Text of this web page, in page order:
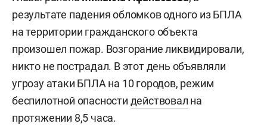
результате падения обломков одного из БПЛА
на территории гражданского объекта
произошел пожар. Возгорание ликвидировали,
никто не пострадал. В этот день объявляли
угрозу атаки БПЛА на 10 городов, режим
беспилотной опасности действовал на
протяжении 8,5 часа.